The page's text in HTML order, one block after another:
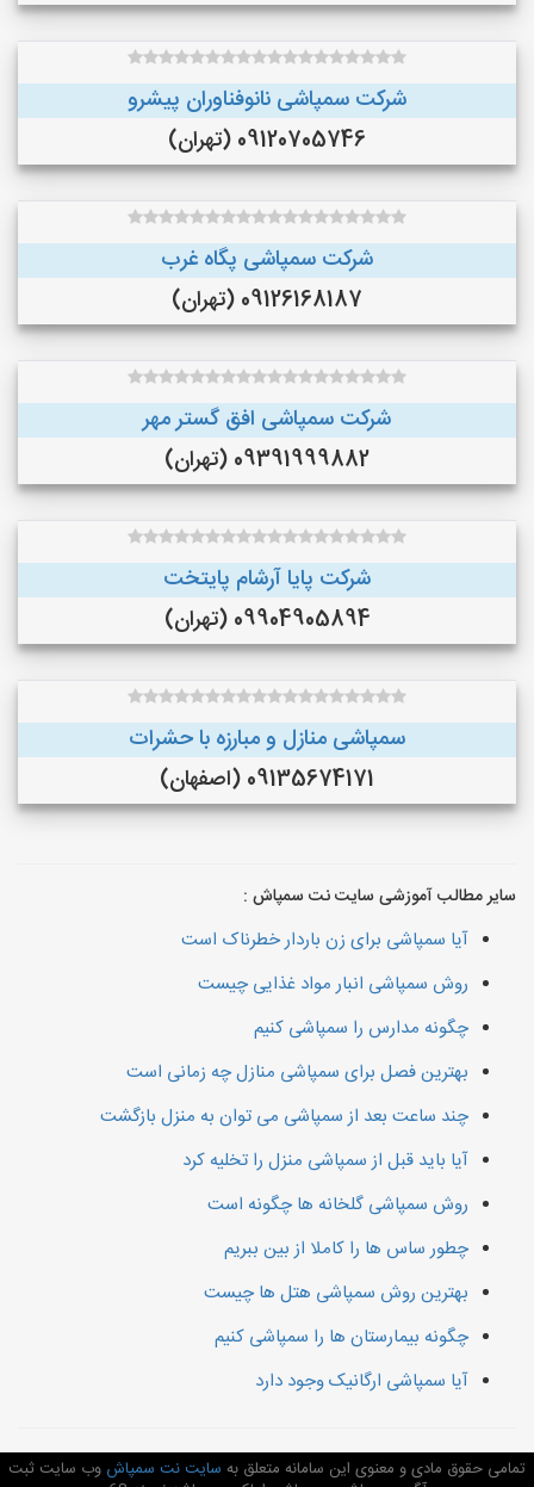
شرکت سمپاشی نانوفناوران پیشرو
09120705746 (تهران)
شرکت سمپاشی پگاه غرب
09126168187 (تهران)
شرکت سمپاشی افق گستر مهر
09391999882 (تهران)
شرکت پایا آرشام پایتخت
09904905894 (تهران)
سمپاشی منازل و مبارزه با حشرات
09135674171 (اصفهان)
سایر مطالب آموزشی سایت نت سمپاش :
آیا سمپاشی برای زن باردار خطرناک است
روش سمپاشی انبار مواد غذایی چیست
چگونه مدارس را سمپاشی کنیم
بهترین فصل برای سمپاشی منازل چه زمانی است
چند ساعت بعد از سمپاشی می توان به منزل بازگشت
آیا باید قبل از سمپاشی منزل را تخلیه کرد
روش سمپاشی گلخانه ها چگونه است
چطور ساس ها را کاملا از بین ببریم
بهترین روش سمپاشی هتل ها چیست
چگونه بیمارستان ها را سمپاشی کنیم
آیا سمپاشی ارگانیک وجود دارد
تمامی حقوق مادی و معنوی این سامانه متعلق به سایت نت سمپاش وب سایت ثبت